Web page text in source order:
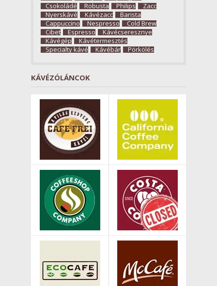
Csokoládé
Robusta Philips
Zacc
Nyerskávé
Kávézacc
Barista
Cappuccino
Nespresso
Cold Brew
Cibet
Espresso
Kávécseresznye
Kávégép
Kávétermesztés
Specialty kávé
Kávébár Pörkölés
KÁVÉZÓLÁNCOK